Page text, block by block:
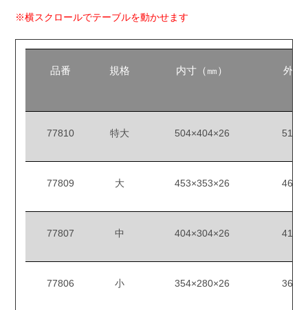
※横スクロールでテーブルを動かせます
品番 規格 内寸（㎜） 外寸
77810 特大 504×404×26
77809 大 453×353×26
77807 中 404×304×26
77806 小 354×280×26